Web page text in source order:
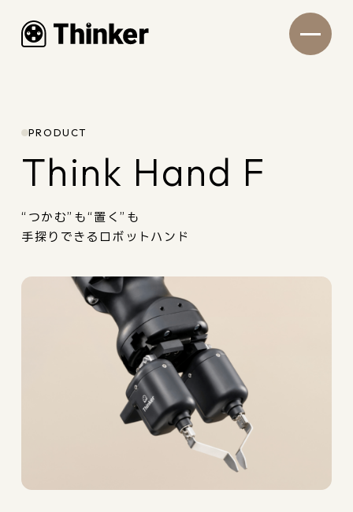
PRODUCT
Think Hand F
“つかむ”も“置く”も
手探りできるロボットハンド